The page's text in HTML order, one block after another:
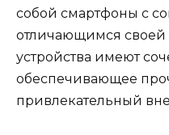
собой смартфоны с
отличающимся своей
устройства имеют
обеспечивающее
привлекательный